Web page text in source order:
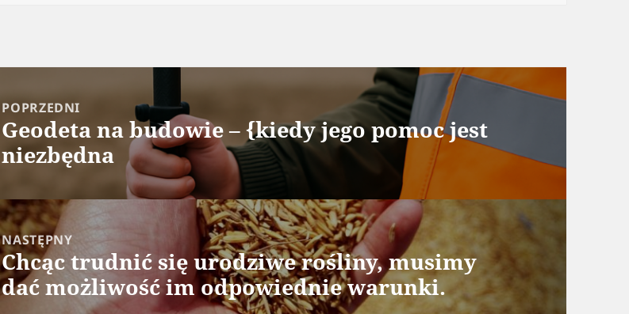
POPRZEDNI
Poprzedni
wpis:
Geodeta na budowie – {kiedy jego pomoc jest
niezbędna
NASTĘPNY
Następny
wpis:
Chcąc trudnić się urodziwe rośliny, musimy
dać możliwość im odpowiednie warunki.